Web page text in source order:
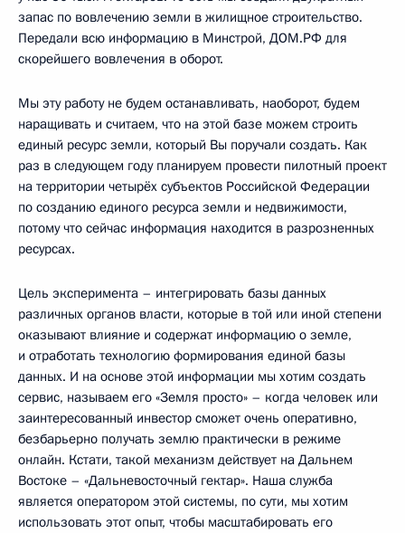
запас по вовлечению земли в жилищное строительство.
Передали всю информацию в Минстрой, ДОМ.РФ для
скорейшего вовлечения в оборот.
Мы эту работу не будем останавливать, наоборот, будем
наращивать и считаем, что на этой базе можем строить
единый ресурс земли, который Вы поручали создать. Как
раз в следующем году планируем провести пилотный проект
на территории четырёх субъектов Российской Федерации
по созданию единого ресурса земли и недвижимости,
потому что сейчас информация находится в разрозненных
ресурсах.
Цель эксперимента – интегрировать базы данных
различных органов власти, которые в той или иной степени
оказывают влияние и содержат информацию о земле,
и отработать технологию формирования единой базы
данных. И на основе этой информации мы хотим создать
сервис, называем его «Земля просто» – когда человек или
заинтересованный инвестор сможет очень оперативно,
безбарьерно получать землю практически в режиме
онлайн. Кстати, такой механизм действует на Дальнем
Востоке – «Дальневосточный гектар». Наша служба
является оператором этой системы, по сути, мы хотим
использовать этот опыт, чтобы масштабировать его